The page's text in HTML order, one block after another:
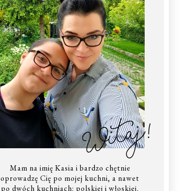
Witaj!
Mam na imię Kasia i bardzo chętnie
oprowadzę Cię po mojej kuchni, a nawet
po dwóch kuchniach: polskiej i włoskiej.